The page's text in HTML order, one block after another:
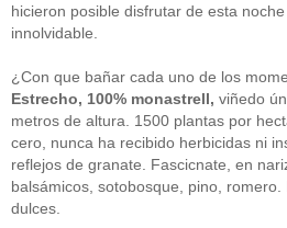
formación(1)
Gastronomía
Guipuzcoa
(2)
(1)
Joan Roca(2)
libros (2)
Madrid(4)
mejores-productos (3)
México(1)
Murcia
hicieron posible disfrutar de esta
innolvidable.
¿Con que bañar cada uno de los
Estrecho, 100% monastrell, viñedo
metros de altura. 1500 plantas por
cero, nunca ha recibido herbicidas ni
reflejos de granate. Fascicnate, en
balsámicos, sotobosque, pino,
dulces.